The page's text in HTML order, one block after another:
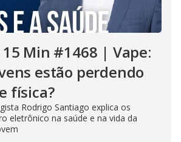
15 Min #1468 | Vape:
estão perdendo
física?
Rodrigo Santiago explica os
eletrônico na saúde e na vida da